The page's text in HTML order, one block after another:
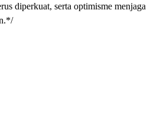
diperkuat, serta optimisme menjaga